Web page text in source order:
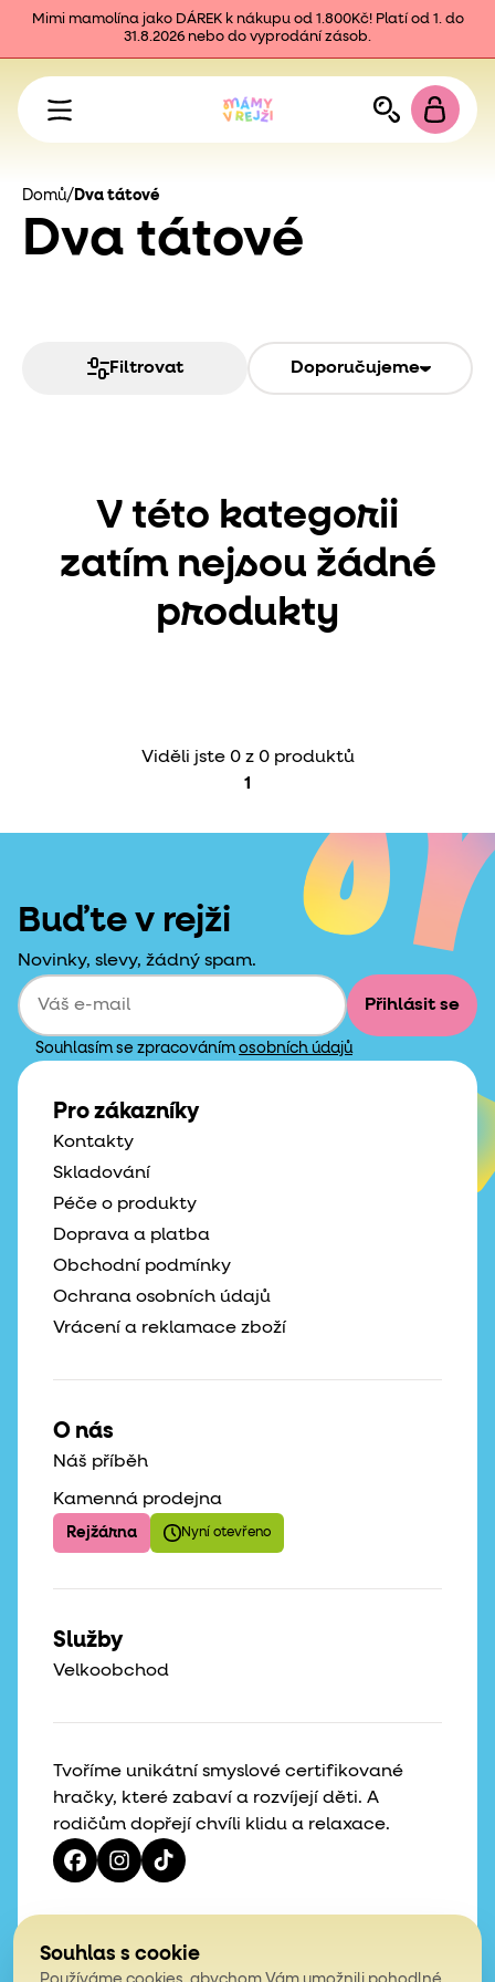
Mimi mamolína jako DÁREK k nákupu od 1.800Kč! Platí od 1. do
31.8.2026 nebo do vyprodání zásob.
Domů/ Dva tátové
Dva tátové
Filtrovat Doporučujeme
V této kategorii
zatím nejsou žádné
produkty
Viděli jste 0 z 0 produktů
1
Buďte v rejži
Novinky, slevy, žádný spam.
Přihlásit se
Souhlasím se zpracováním osobních údajů
Tvoříme unikátní smyslové certifikované
hračky, které zabaví a rozvíjejí děti. A
rodičům dopřejí chvíli klidu a relaxace.
Pro zákazníky
Kontakty
Skladování
Péče o produkty
Doprava a platba
Obchodní podmínky
Ochrana osobních údajů
Vrácení a reklamace zboží
O nás
Náš příběh
Kamenná prodejna
Rejžárna Nyní otevřeno
Služby
Velkoobchod
Souhlas s cookie